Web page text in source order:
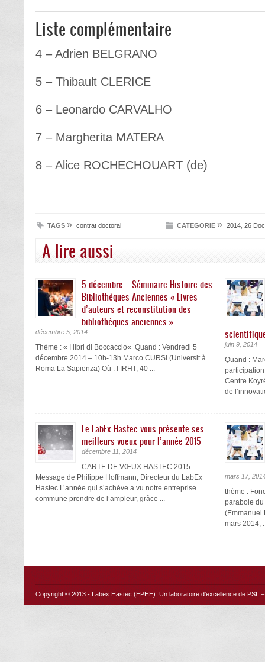
Liste complémentaire
4 – Adrien BELGRANO
5 – Thibault CLERICE
6 – Leonardo CARVALHO
7 – Margherita MATERA
8 – Alice ROCHECHOUART (de)
TAGS » contrat doctoral CATEGORIE » 2014 26
A lire aussi
5 décembre – Séminaire Histoire des
Bibliothèques Anciennes « Livres
d’auteurs et reconstitution des
bibliothèques anciennes »
décembre 5, 2014
Thème : « I libri di Boccaccio« Quand : Vendredi 5
décembre 2014 – 10h-13h Marco CURSI (Universit à
Roma La Sapienza) Où : l’IRHT, 40 ...
juin 9, 2014
Quand :
Centre
de
Le LabEx Hastec vous présente ses
meilleurs voeux pour l’année 2015
décembre 11, 2014
CARTE DE VŒUX HASTEC 2015
Message de Philippe Hoffmann, Directeur du LabEx
Hastec L’année qui s’achève a vu notre entreprise
commune prendre de l’ampleur, grâce ...
mars 17,
thème :
parabole du
(Emmanuel
mars 2014,
Copyright © 2013 - Labex Hastec (EPHE) . Un laboratoire d'excellence de